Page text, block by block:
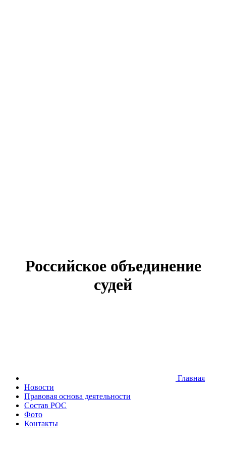
Российское объединение
судей
Главная
Новости
Правовая основа деятельности
Состав РОС
Фото
Контакты